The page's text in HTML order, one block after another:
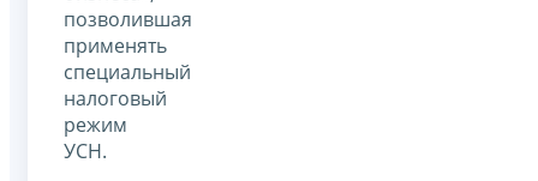
позволившая
применять
специальный
налоговый
режим
УСН.